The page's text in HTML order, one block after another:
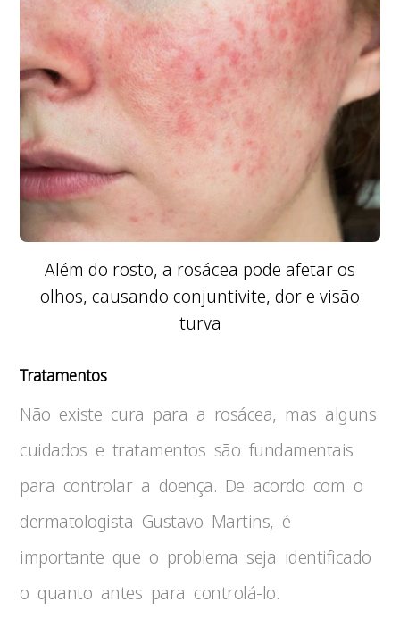
Além do rosto, a rosácea pode afetar os
olhos, causando conjuntivite, dor e visão
turva
Tratamentos
Não existe cura para a rosácea, mas alguns
cuidados e tratamentos são fundamentais
para controlar a doença. De acordo com o
dermatologista Gustavo Martins, é
importante que o problema seja identificado
o quanto antes para controlá-lo.